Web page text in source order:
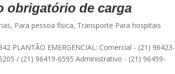
obrigatório de carga
, Para pessoa física, Transporte Para hospitais
EMERGENCIAL: Comercial - (21) 96423-
/ (21) 96419-6595 Administrativo - (21) 96459-